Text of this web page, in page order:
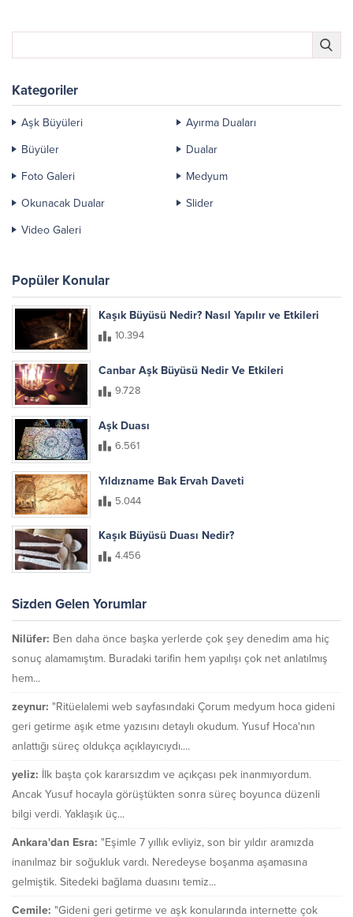
Kategoriler
Aşk Büyüleri
Ayırma Duaları
Büyüler
Dualar
Foto Galeri
Medyum
Okunacak Dualar
Slider
Video Galeri
Popüler Konular
Kaşık Büyüsü Nedir? Nasıl Yapılır ve Etkileri
10.394
Canbar Aşk Büyüsü Nedir Ve Etkileri
9.728
Aşk Duası
6.561
Yıldızname Bak Ervah Daveti
5.044
Kaşık Büyüsü Duası Nedir?
4.456
Sizden Gelen Yorumlar
Nilüfer: Ben daha önce başka yerlerde çok şey denedim ama hiç
sonuç alamamıştım. Buradaki tarifin hem yapılışı çok net anlatılmış
hem...
zeynur: "Ritüelalemi web sayfasındaki Çorum medyum hoca gideni
geri getirme aşık etme yazısını detaylı okudum. Yusuf Hoca'nın
anlattığı süreç oldukça açıklayıcıydı....
yeliz: İlk başta çok kararsızdım ve açıkçası pek inanmıyordum.
Ancak Yusuf hocayla görüştükten sonra süreç boyunca düzenli
bilgi verdi. Yaklaşık üç...
Ankara'dan Esra: "Eşimle 7 yıllık evliyiz, son bir yıldır aramızda
inanılmaz bir soğukluk vardı. Neredeyse boşanma aşamasına
gelmiştik. Sitedeki bağlama duasını temiz...
Cemile: "Gideni geri getirme ve aşk konularında internette çok